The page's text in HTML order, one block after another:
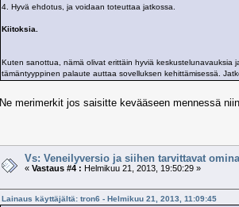
4. Hyvä ehdotus, ja voidaan toteuttaa jatkossa.
Kiitoksia.
Kuten sanottua, nämä olivat erittäin hyviä keskustelunavauksia
tämäntyyppinen palaute auttaa sovelluksen kehittämisessä.
Ne merimerkit jos saisitte kevääseen mennessä
Vs: Veneilyversio ja siihen tarvittavat
«Vastaus #4 : Helmikuu 21, 2013, 19:50:29 »
Lainaus käyttäjältä: tron6 - Helmikuu 21, 2013, 11:09:45